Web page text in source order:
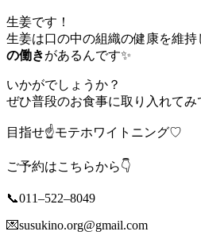
生姜です！
生姜は口の中の組織の健康を維
の働きがあるんです✨
いかがでしょうか？
ぜひ普段のお食事に取り入れてみ
目指せ☝️モテホワイトニング♡
ご予約はこちらから👇
📞011–522–8049
💌susukino.org@gmail.com